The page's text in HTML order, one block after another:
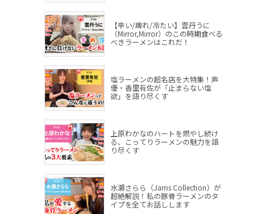
【辛い/痺れ/冷たい】雲丹うに
（Mirror,Mirror）のこの時期食べる
べきラーメンはこれだ！
塩ラーメンの超名店を大特集！声
優・香里有佐が「止まらない塩
欲」を語り尽くす
上原わかなのハートを燃やし続け
る、こってりラーメンの魅力を語
り尽くす
水瀬さらら（Jams Collection）が
超絶解説！私の豚骨ラーメンのタ
イプを全てお話しします